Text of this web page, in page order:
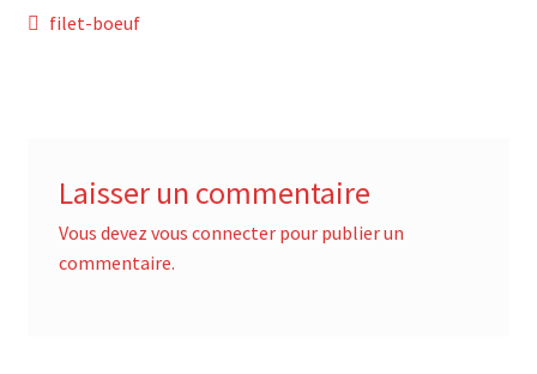
Navigation
Article
filet-boeuf
Laisser un commentaire
Vous devez vous connecterpour publier un
commentaire.